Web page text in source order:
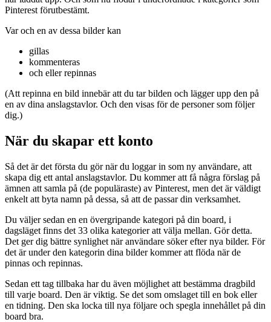
Pinterest förutbestämt.
Var och en av dessa bilder kan
gillas
kommenteras
och eller repinnas
(Att repinna en bild innebär att du tar bilden och lägger upp den på
en av dina anslagstavlor. Och den visas för de personer som följer
dig.)
När du skapar ett konto
Så det är det första du gör när du loggar in som ny användare, att
skapa dig ett antal anslagstavlor. Du kommer att få några förslag på
ämnen att samla på (de populäraste) av Pinterest, men det är väldigt
enkelt att byta namn på dessa, så att de passar din verksamhet.
Du väljer sedan en en övergripande kategori på din board, i
dagsläget finns det 33 olika kategorier att välja mellan. Gör detta.
Det ger dig bättre synlighet när användare söker efter nya bilder. För
det är under den kategorin dina bilder kommer att flöda när de
pinnas och repinnas.
Sedan ett tag tillbaka har du även möjlighet att bestämma dragbild
till varje board. Den är viktig. Se det som omslaget till en bok eller
en tidning. Den ska locka till nya följare och spegla innehållet på din
board bra.